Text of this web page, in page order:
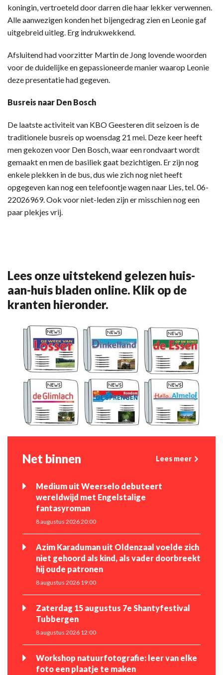
koningin, vertroeteld door darren die haar lekker verwennen.
Alle aanwezigen konden het bijengedrag zien en Leonie gaf
uitgebreid uitleg. Erg indrukwekkend.
Afsluitend had voorzitter Martin de Jong lovende woorden
voor de duidelijke en gepassioneerde manier waarop Leonie
deze presentatie had gegeven.
Busreis naar Den Bosch
De laatste activiteit van KBO Geesteren dit seizoen is de
traditionele busreis op woensdag 21 mei. Deze keer heeft
men gekozen voor Den Bosch, waar een rondvaart wordt
gemaakt en men de basiliek gaat bezichtigen. Er zijn nog
enkele plekken in de bus, dus wie zich nog niet heeft
opgegeven kan nog een telefoontje wagen naar Lies, tel. 06-
22026969. Ook voor niet-leden zijn er misschien nog een
paar plekjes vrij.
Lees onze uitstekend gelezen huis-
aan-huis bladen online. Klik op de
kranten hieronder.
Net binnen Lees meer
Medium uit Weerselo debuteert
wereldwijd met Engelstalige
fantasyroman
8 augustus 2026 20:00
Azim Karaduman uit Oldenzaal voelde zich
niet gehoord als kind, als vader doorbreekt
hij oude patronen
8 augustus 2026 19:00
Zaterdag 15 augustus 7e Shantyfestival
Tubbergen
8 augustus 2026 12:00
Workshop natuurfotografie: leer van elke
foto een plaatje te maken